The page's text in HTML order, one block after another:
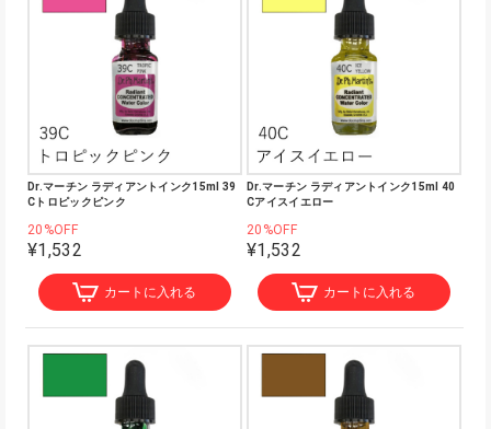
Dr.マーチン ラディアントインク15ml 39
Cトロピックピンク
20%OFF
¥1,532
カートに入れる
Dr.マーチン ラディアントインク15ml 40
Cアイスイエロー
20%OFF
¥1,532
カートに入れる